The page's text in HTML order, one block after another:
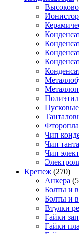
Чип
Чип
Чип
Крепеж (270)
Анкера
Болты и
Болты и
Втулки
Гайки
Гайки